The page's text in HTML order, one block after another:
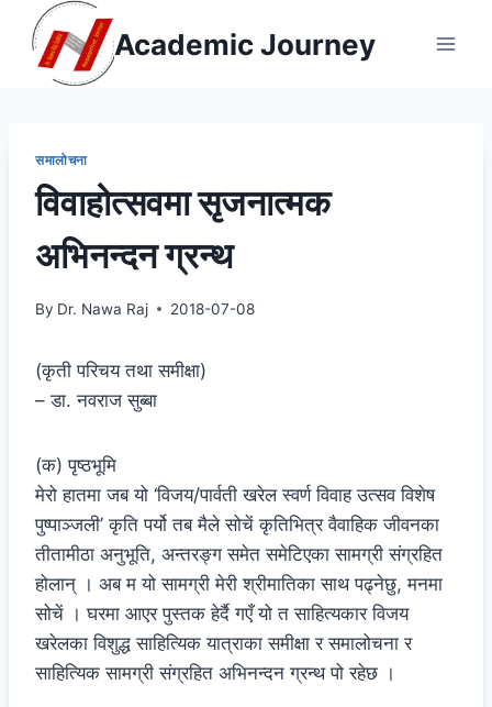
content
Academic Journey
समालोचना
विवाहोत्सवमा सृजनात्मक
अभिनन्दन ग्रन्थ
By Dr. Nawa Raj 2018-07-08
(कृती परिचय तथा समीक्षा)
– डा. नवराज सुब्बा
(क) पृष्ठभूमि
मेरो हातमा जब यो ‘विजय/पार्वती खरेल स्वर्ण विवाह उत्सव विशेष
पुष्पाञ्जली’ कृति पर्यो तब मैले सोचें कृतिभित्र वैवाहिक जीवनका
तीतामीठा अनुभूति, अन्तरङ्ग समेत समेटिएका सामग्री संग्रहित
होलान् । अब म यो सामग्री मेरी श्रीमातिका साथ पढ्नेछु, मनमा
सोचें । घरमा आएर पुस्तक हेर्दै गएँ यो त साहित्यकार विजय
खरेलका विशुद्ध साहित्यिक यात्राका समीक्षा र समालोचना र
साहित्यिक सामग्री संग्रहित अभिनन्दन ग्रन्थ पो रहेछ ।